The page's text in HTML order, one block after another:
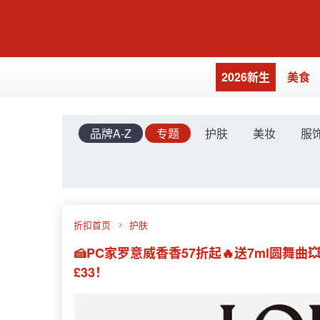
2026新生 美食
品牌A-Z 专题 护肤 美妆 服
折扣首页 护肤
🍰PC家罗意威香香57折起🔥送7ml圆舞曲
£33！